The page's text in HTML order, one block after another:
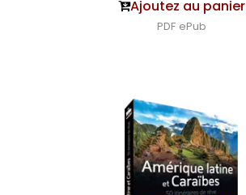
Ajoutez au panier
PDF ePub